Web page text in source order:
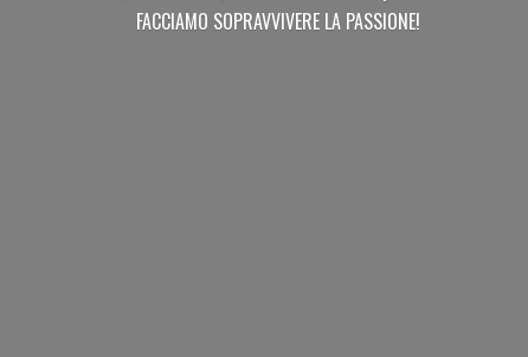
FACCIAMO SOPRAVVIVERE LA PASSIONE!